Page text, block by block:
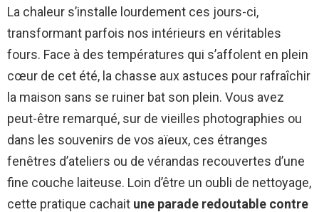
La chaleur s’installe lourdement ces jours-ci,
transformant parfois nos intérieurs en véritables
fours. Face à des températures qui s’affolent en plein
cœur de cet été, la chasse aux astuces pour rafraîchir
la maison sans se ruiner bat son plein. Vous avez
peut-être remarqué, sur de vieilles photographies ou
dans les souvenirs de vos aïeux, ces étranges
fenêtres d’ateliers ou de vérandas recouvertes d’une
fine couche laiteuse. Loin d’être un oubli de nettoyage,
cette pratique cachait une parade redoutable contre